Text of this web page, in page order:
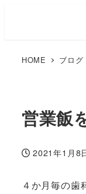
HOME ブログ
営業飯
投稿日
2021年1月8
４か月毎の